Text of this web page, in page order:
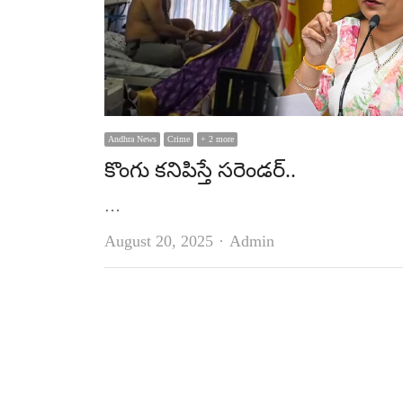
Andhra News Crime + 2 more
కొంగు కనిపిస్తే సరెండర్‌..
…
August 20, 2025
Author
Admin